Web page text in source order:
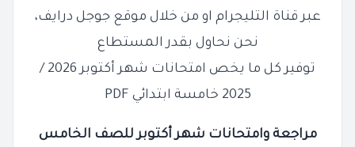
عبر قناة التليجرام او من خلال موقع جوجل درايف،
نحن نحاول بقدر المستطاع
توفير كل ما يخص امتحانات شهر أكتوبر 2026 /
2025 خامسة ابتدائي PDF
مراجعة وامتحانات شهر أكتوبر للصف الخامس